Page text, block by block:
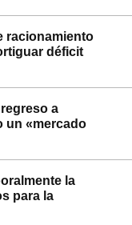
racionamiento
déficit
a
un «mercado
la
para la